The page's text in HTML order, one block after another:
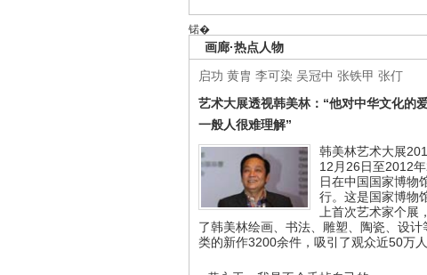
锘�
画廊·热点人物
启功 黄胄 李可染 吴冠中 张铁甲 张仃
艺术大展透视韩美林：“他对中华文化的
一般人很难理解”
韩美林艺术大展
12月26日至2012
日在中国国家博物
行。这是国家博物
上首次艺术家个展
了韩美林绘画、书法、雕塑、陶瓷、设计
类的新作3200余件，吸引了观众近50万人